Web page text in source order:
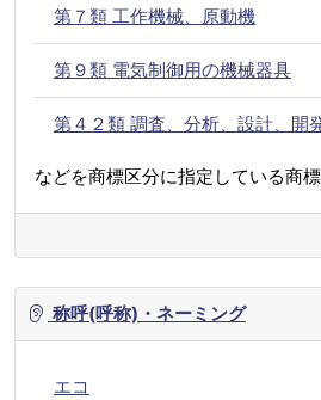
第７類 工作機械、原動機
第９類 電気制御用の機械器具
第４２類 調査、分析、設計、開
などを商標区分に指定している商標
称呼(呼称)・ネーミング
エコ